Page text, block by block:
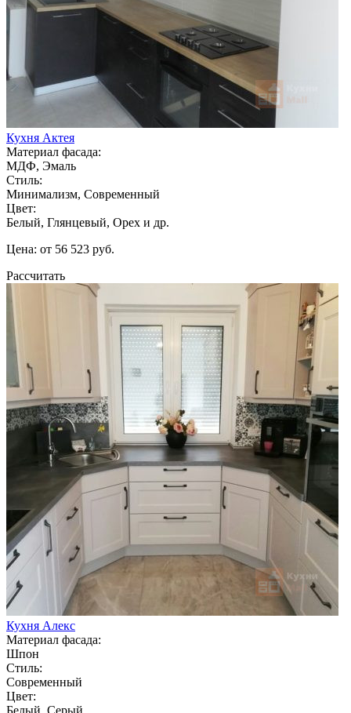
Кухня Актея
Материал фасада:
МДФ, Эмаль
Стиль:
Минимализм, Современный
Цвет:
Белый, Глянцевый, Орех и др.
Цена: от 56 523 руб.
Рассчитать
Кухня Алекс
Материал фасада:
Шпон
Стиль:
Современный
Цвет:
Белый, Серый